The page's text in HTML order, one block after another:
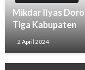
Mikdar Ilyas
Tiga Kabupaten
2 April 2024